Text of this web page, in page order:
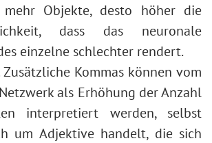
Objekte, desto höher die
dass das neuronale
einzelne schlechter rendert.
Zusätzliche Kommas können vom
als Erhöhung der Anzahl
interpretiert werden, selbst
um Adjektive handelt, die sich